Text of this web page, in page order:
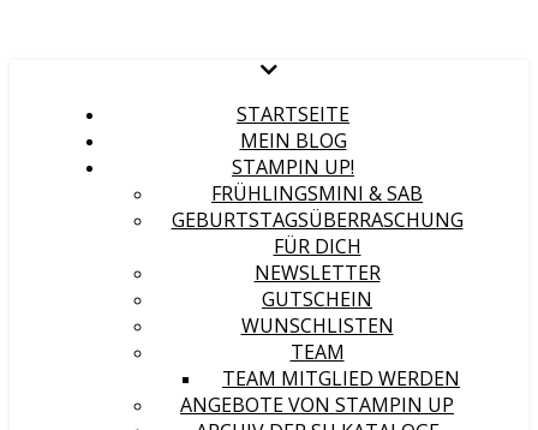
STARTSEITE
MEIN BLOG
STAMPIN UP!
FRÜHLINGSMINI & SAB
GEBURTSTAGSÜBERRASCHUNG
FÜR DICH
NEWSLETTER
GUTSCHEIN
WUNSCHLISTEN
TEAM
TEAM MITGLIED WERDEN
ANGEBOTE VON STAMPIN UP